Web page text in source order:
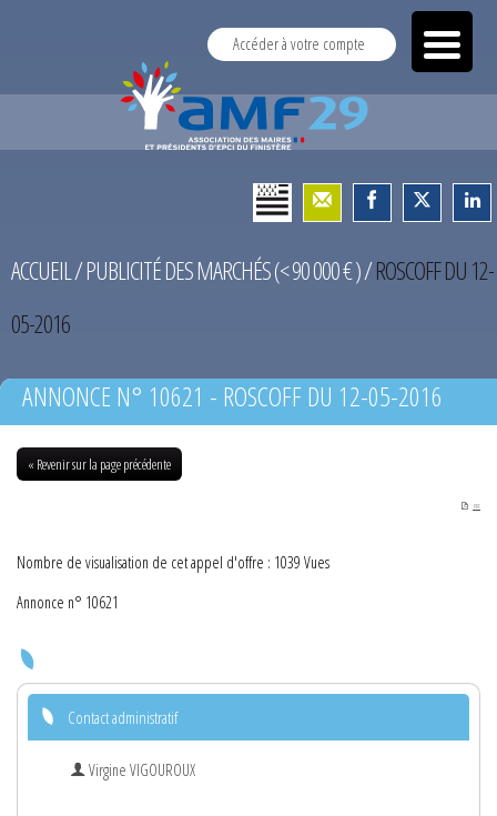
Accéder à votre compte
ACCUEIL/PUBLICITÉ DES MARCHÉS (< 90 000 € )/ROSCOFF DU 12-
05-2016
ANNONCE N° 10621 - ROSCOFF DU 12-05-2016
« Revenir sur la page précédente
PDF
Nombre de visualisation de cet appel d'offre : 1039 Vues
Annonce n° 10621
Contact administratif
Virgine VIGOUROUX